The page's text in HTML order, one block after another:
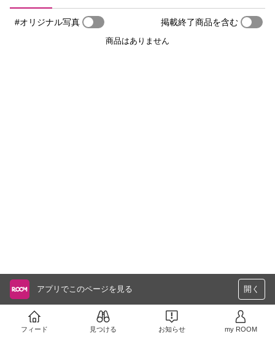
#オリジナル写真 掲載終了商品を含む
商品はありません
アプリでこのページを見る 開く
フィード 見つける お知らせ my ROOM